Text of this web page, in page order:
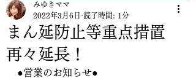
まん延防止等重点措置​
再々延長！
みゆきママ
2022年3月6日 読了時間: 1分
●営業のお知らせ●